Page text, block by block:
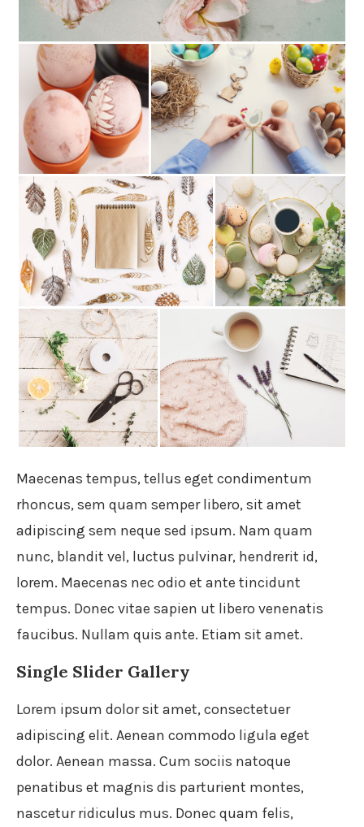
Maecenas tempus, tellus eget condimentum
rhoncus, sem quam semper libero, sit amet
adipiscing sem neque sed ipsum. Nam quam
nunc, blandit vel, luctus pulvinar, hendrerit id,
lorem. Maecenas nec odio et ante tincidunt
tempus. Donec vitae sapien ut libero venenatis
faucibus. Nullam quis ante. Etiam sit amet.
Single Slider Gallery
Lorem ipsum dolor sit amet, consectetuer
adipiscing elit. Aenean commodo ligula eget
dolor. Aenean massa. Cum sociis natoque
penatibus et magnis dis parturient montes,
nascetur ridiculus mus. Donec quam felis,